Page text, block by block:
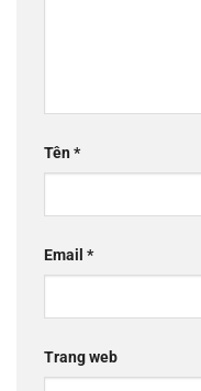
Tên*
Email *
Trang web